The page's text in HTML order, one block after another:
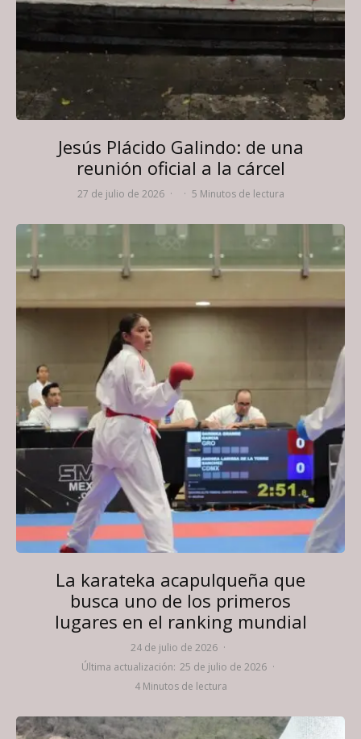
Jesús Plácido Galindo: de una
reunión oficial a la cárcel
27 de julio de 2026 · · 5 Minutos de lectura
La karateka acapulqueña que
busca uno de los primeros
lugares en el ranking mundial
24 de julio de 2026 ·
Última actualización: 25 de julio de 2026 ·
4 Minutos de lectura